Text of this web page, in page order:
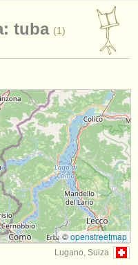
tuba (1)
(1)
©openstreetmap
Lugano, Suiza